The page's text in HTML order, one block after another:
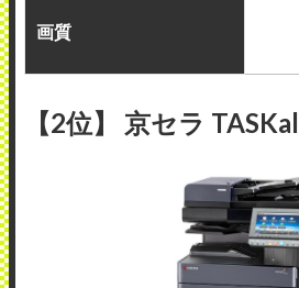
画質
【2位】 京セラ